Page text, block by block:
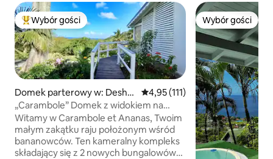
Najpopularniejsze z kategorii Wybór gości
Wybór gości
Domek parterowy w: Deshai
es
Średnia ocena: 4,95 na 5, liczba
4,95 (111)
„Carambole” Domek z widokiem na
morze i prywatnym basenem
Witamy w Carambole et Ananas, Twoim
małym zakątku raju położonym wśród
bananowców. Ten kameralny kompleks
składający się z 2 nowych bungalowów
Wybór gości
Wybór gości